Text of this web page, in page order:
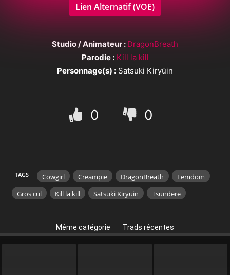
Lien Alternatif (VOE)
Studio / Animateur : DragonBreath
Parodie : Kill la kill
Personnage(s) : Satsuki Kiryūin
0 0
TAGS Cowgirl Creampie DragonBreath
Femdom
Gros cul
Kill la kill Satsuki Kiryūin Tsundere
Même catégorie Trads récentes